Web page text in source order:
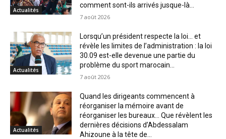
Actualités
comment sont-ils arrivés jusque-là...
7 août 2026
Actualités
Lorsqu’un président respecte la loi… et
révèle les limites de l’administration : la loi
30.09 est-elle devenue une partie du
problème du sport marocain...
7 août 2026
Actualités
Quand les dirigeants commencent à
réorganiser la mémoire avant de
réorganiser les bureaux… Que révèlent les
dernières décisions d’Abdessalam
Ahizoune à la tête de...